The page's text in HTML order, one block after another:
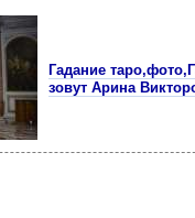
Гадание
зовут Арина